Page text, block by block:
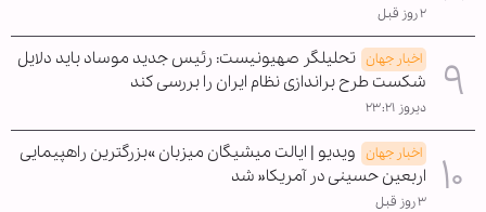
۲ روز قبل
اخبار جهان تحلیلگر صهیونیست: رئیس جدید موساد باید دلایل
شکست طرح براندازی نظام ایران را بررسی کند
دیروز ۲۳:۲۱
اخبار جهان ویدیو | ایالت میشیگان میزبان »بزرگترین راهپیمایی
اربعین حسینی در آمریکا« شد
۳ روز قبل